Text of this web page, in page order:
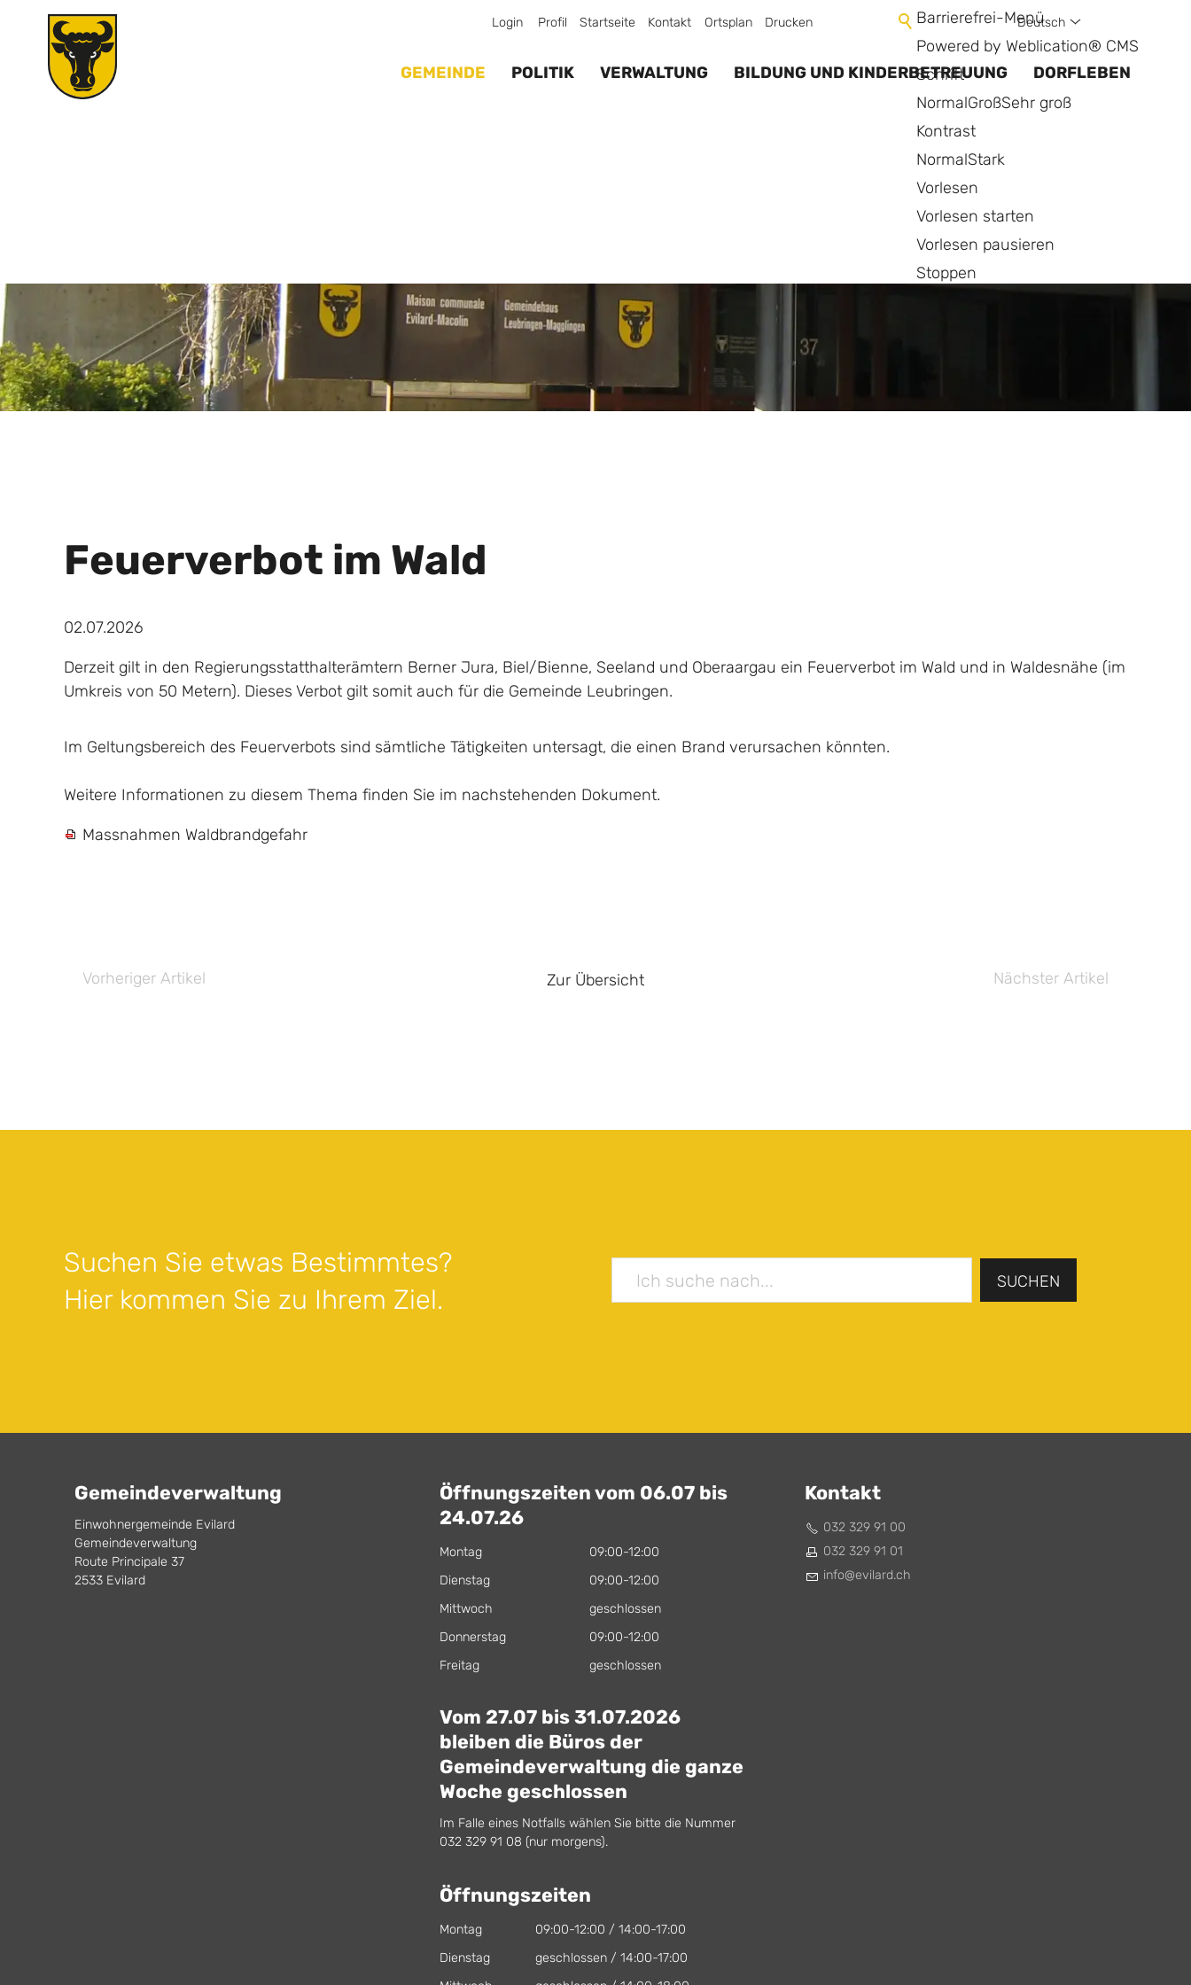
Barrierefrei-Menü
Powered by Weblication® CMS
Schrift
NormalGroßSehr groß
Kontrast
NormalStark
Vorlesen
Vorlesen starten
Vorlesen pausieren
Stoppen
Profil Startseite Kontakt Ortsplan Drucken
Login Deutsch
GEMEINDE POLITIK VERWALTUNG BILDUNG UND KINDERBETREUUNG DORFLEBEN
Feuerverbot im Wald
02.07.2026
Derzeit gilt in den Regierungsstatthalterämtern Berner Jura, Biel/Bienne, Seeland und Oberaargau ein Feuerverbot im Wald und in Waldesnähe (im
Umkreis von 50 Metern). Dieses Verbot gilt somit auch für die Gemeinde Leubringen.
Im Geltungsbereich des Feuerverbots sind sämtliche Tätigkeiten untersagt, die einen Brand verursachen könnten.
Weitere Informationen zu diesem Thema finden Sie im nachstehenden Dokument.
Massnahmen Waldbrandgefahr
Vorheriger Artikel Zur Übersicht Nächster Artikel
Suchen Sie etwas Bestimmtes?
Hier kommen Sie zu Ihrem Ziel.
SUCHEN
Gemeindeverwaltung
Einwohnergemeinde Evilard
Gemeindeverwaltung
Route Principale 37
2533 Evilard
Öffnungszeiten vom 06.07 bis
24.07.26
Montag
09:00-12:00
Dienstag
09:00-12:00
Mittwoch
geschlossen
Donnerstag
09:00-12:00
Freitag
geschlossen
Vom 27.07 bis 31.07.2026
bleiben die Büros der
Gemeindeverwaltung die ganze
Woche geschlossen
Im Falle eines Notfalls wählen Sie bitte die Nummer
032 329 91 08 (nur morgens).
Öffnungszeiten
Montag
09:00-12:00 / 14:00-17:00
Dienstag
geschlossen / 14:00-17:00
Kontakt
032 329 91 00
032 329 91 01
nf
v l rd ch